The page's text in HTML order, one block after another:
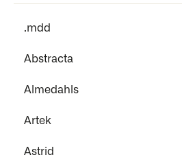
.mdd
Abstracta
Almedahls
Artek
Astrid